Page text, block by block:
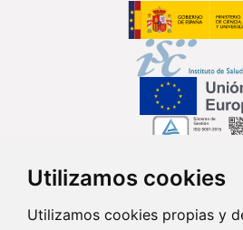
Utilizamos cookies
Utilizamos cookies propias y
Síguenos